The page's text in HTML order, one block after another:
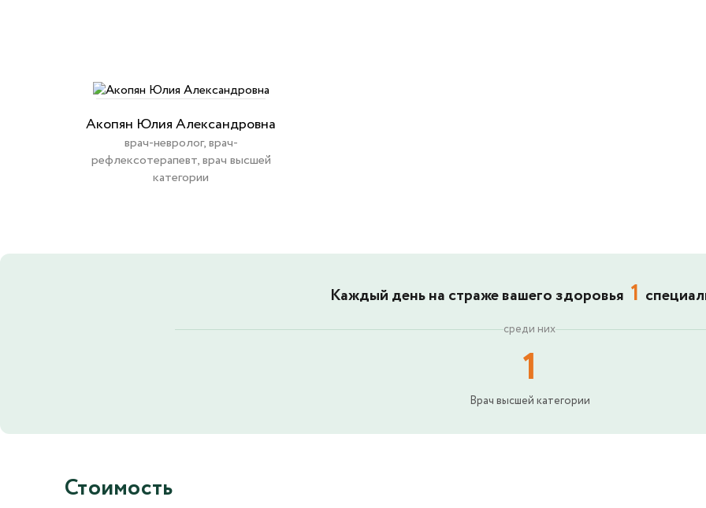
Акопян Юлия Александровна
врач-невролог, врач-
рефлексотерапевт, врач высшей
категории
Каждый день на страже вашего здоровья 1
среди них
1
Врач высшей категории
Стоимость